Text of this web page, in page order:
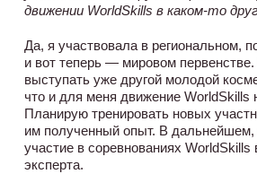
движении WorldSkills в каком-то
Да, я участвовала в региональном,
и вот теперь ­­— мировом
выступать уже другой молодой
что и для меня движение WorldSkills
Планирую тренировать новых
им полученный опыт. В
участие в соревнованиях WorldSkills
эксперта.